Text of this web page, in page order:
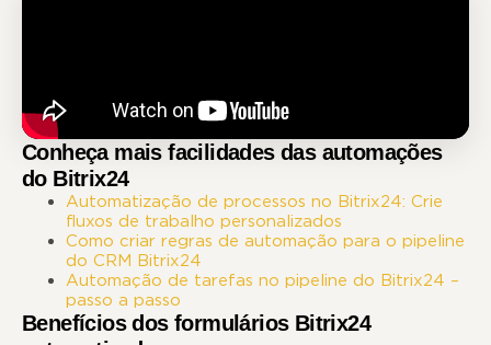
Conheça mais facilidades das automações
do Bitrix24
Automatização de processos no Bitrix24: Crie
fluxos de trabalho personalizados
Como criar regras de automação para o pipeline
do CRM Bitrix24
Automação de tarefas no pipeline do Bitrix24 –
passo a passo
Benefícios dos formulários Bitrix24